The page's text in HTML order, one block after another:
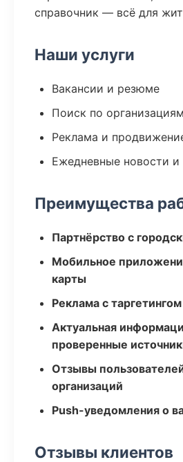
справочник — всё для
Наши услуги
Вакансии и резюме
Поиск по
Реклама и
Ежедневные новости
Преимущества
Партнёрство с
Мобильное
карты
Реклама с
Актуальная
проверенные
Отзывы
организаций
Push-уведомления о
Отзывы клиентов